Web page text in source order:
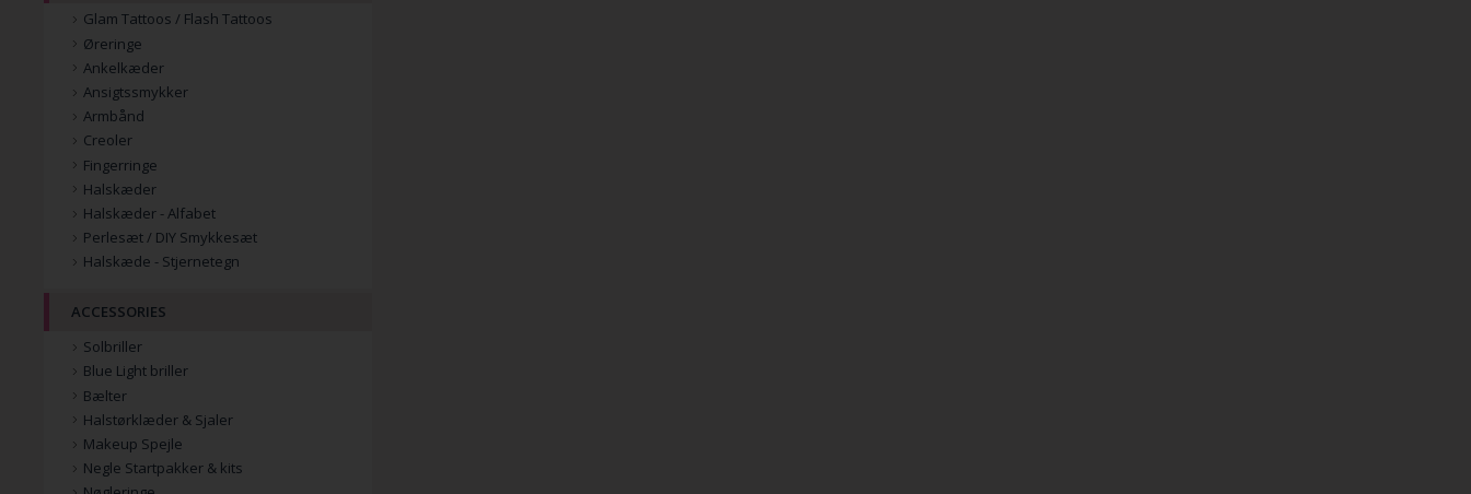
Glam Tattoos / Flash Tattoos
Øreringe
Ankelkæder
Ansigtssmykker
Armbånd
Creoler
Fingerringe
Halskæder
Halskæder - Alfabet
Perlesæt / DIY Smykkesæt
Halskæde - Stjernetegn
ACCESSORIES
Solbriller
Blue Light briller
Bælter
Halstørklæder & Sjaler
Makeup Spejle
Negle Startpakker & kits